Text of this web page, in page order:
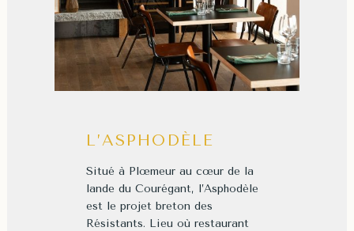
L’ASPHODÈLE
Situé à Plœmeur au cœur de la
lande du Courégant, l’Asphodèle
est le projet breton des
Résistants. Lieu où restaurant